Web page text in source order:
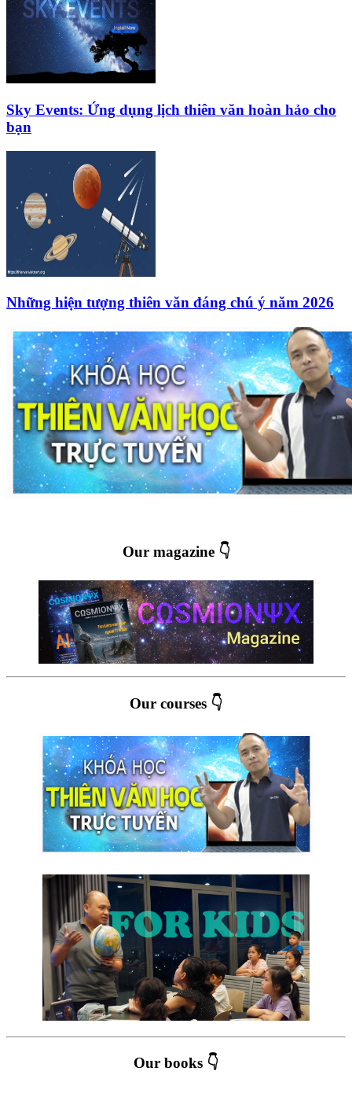
Sky Events: Ứng dụng lịch thiên văn hoàn hảo cho
bạn
Những hiện tượng thiên văn đáng chú ý năm 2026
Our magazine 👇
Our courses 👇
Our books 👇